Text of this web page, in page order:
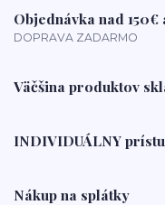
Objednávka nad
DOPRAVA ZADARMO
Väčšina produktov
INDIVIDUÁLNY
Nákup na splátky